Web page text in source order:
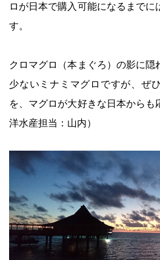
ロが日本で購入可能になるまで
す。
クロマグロ（本まぐろ）の影に隠
少ないミナミマグロですが、ぜ
を、マグロが大好きな日本からも
洋水産担当：山内）